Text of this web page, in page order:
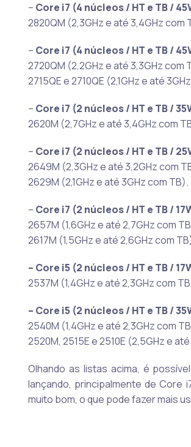
– Core i7 (4 núcleos / HT e TB /
2820QM (2,3GHz e até 3,4GHz com
– Core i7 (4 núcleos / HT e TB /
2720QM (2,2GHz e até 3,3GHz com
2715QE e 2710QE (2,1GHz e até
– Core i7 (2 núcleos / HT e TB /
2620M (2,7GHz e até 3,4GHz com
– Core i7 (2 núcleos / HT e TB /
2649M (2,3GHz e até 3,2GHz com
2629M (2,1GHz e até 3GHz com TB).
– Core i7 (2 núcleos / HT e TB /
2657M (1,6GHz e até 2,7GHz com
2617M (1,5GHz e até 2,6GHz com
– Core i5 (2 núcleos / HT e TB /
2537M (1,4GHz e até 2,3GHz com
– Core i5 (2 núcleos / HT e TB /
2540M (1,4GHz e até 2,3GHz com
2520M, 2515E e 2510E (2,5GHz e
Olhando as listas acima, é
lançando, principalmente de Core
muito bom, o que pode fazer mais